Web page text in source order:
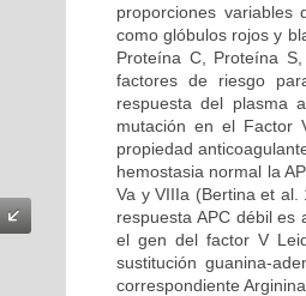
proporciones variables
como glóbulos rojos y
Proteína C, Proteína
factores de riesgo
respuesta del plasma
mutación en el Factor
propiedad
hemostasia normal la
Va y VIIIa (Bertina et
respuesta APC débil es
el gen del factor V
sustitución guanina-
correspondiente